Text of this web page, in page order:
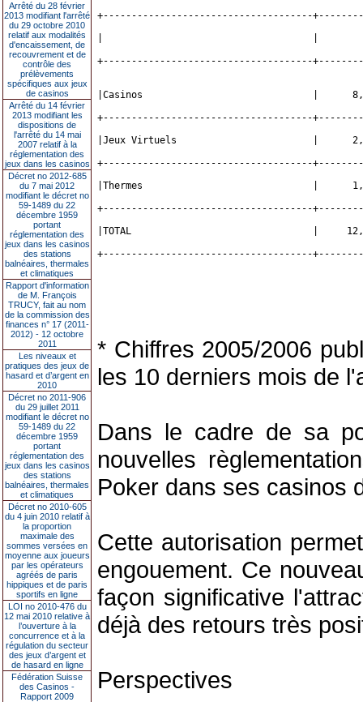
Arrêté du 28 février
2013 modifiant l'arrêté
du 29 octobre 2010
relatif aux modalités
d'encaissement, de
recouvrement et de
contrôle des
prélèvements
spécifiques aux jeux
de casinos
Arrêté du 14 février
2013 modifiant les
dispositions de
l'arrêté du 14 mai
2007 relatif à la
réglementation des
jeux dans les casinos
Décret no 2012-685
du 7 mai 2012
modifiant le décret no
59-1489 du 22
décembre 1959
portant
réglementation des
jeux dans les casinos
des stations
balnéaires, thermales
et climatiques
Rapport d'information
de M. François
TRUCY, fait au nom
de la commission des
finances n° 17 (2011-
2012) - 12 octobre
2011
Les niveaux et
pratiques des jeux de
hasard et d’argent en
2010
Décret no 2011-906
du 29 juillet 2011
modifiant le décret no
59-1489 du 22
décembre 1959
portant
réglementation des
jeux dans les casinos
des stations
balnéaires, thermales
et climatiques
Décret no 2010-605
du 4 juin 2010 relatif à
la proportion
maximale des
sommes versées en
moyenne aux joueurs
par les opérateurs
agréés de paris
hippiques et de paris
sportifs en ligne
LOI no 2010-476 du
12 mai 2010 relative à
l’ouverture à la
concurrence et à la
régulation du secteur
des jeux d’argent et
de hasard en ligne
Fédération Suisse
des Casinos -
Rapport 2009
+-------------------------------------
+-------------------------------------
|Casinos                              |
+-------------------------------------
|Jeux Virtuels                        |
+-------------------------------------
|Thermes                              |
+-------------------------------------
|TOTAL                                |
+-------------------------------------
* Chiffres 2005/2006
les 10 derniers mois de
Dans le cadre de sa
nouvelles
Poker dans ses casinos
Cette autorisation
engouement. Ce
façon significative
déjà des retours très
Perspectives